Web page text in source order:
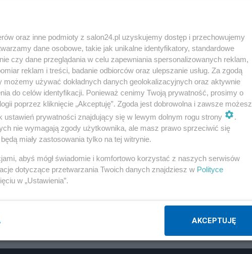
POPRZEDNIE
oraz inne podmioty z salon24.pl uzyskujemy dostęp i przechowujemy
dane osobowe, takie jak unikalne identyfikatory, standardowe
czy dane przeglądania w celu zapewniania spersonalizowanych reklam,
reklam i treści, badanie odbiorców oraz ulepszanie usług. Za zgodą
używać dokładnych danych geolokalizacyjnych oraz aktywnie
do celów identyfikacji. Ponieważ cenimy Twoją prywatność, prosimy o
poprzez kliknięcie „Akceptuję”. Zgoda jest dobrowolna i zawsze możesz
prywatności znajdujący się w lewym dolnym rogu strony
.
nie wymagają zgody użytkownika, ale masz prawo sprzeciwić się
miały zastosowania tylko na tej witrynie.
abyś mógł świadomie i komfortowo korzystać z naszych serwisów
dotyczące przetwarzania Twoich danych znajdziesz w Polityce
w „Ustawienia”.
AKCEPTUJĘ